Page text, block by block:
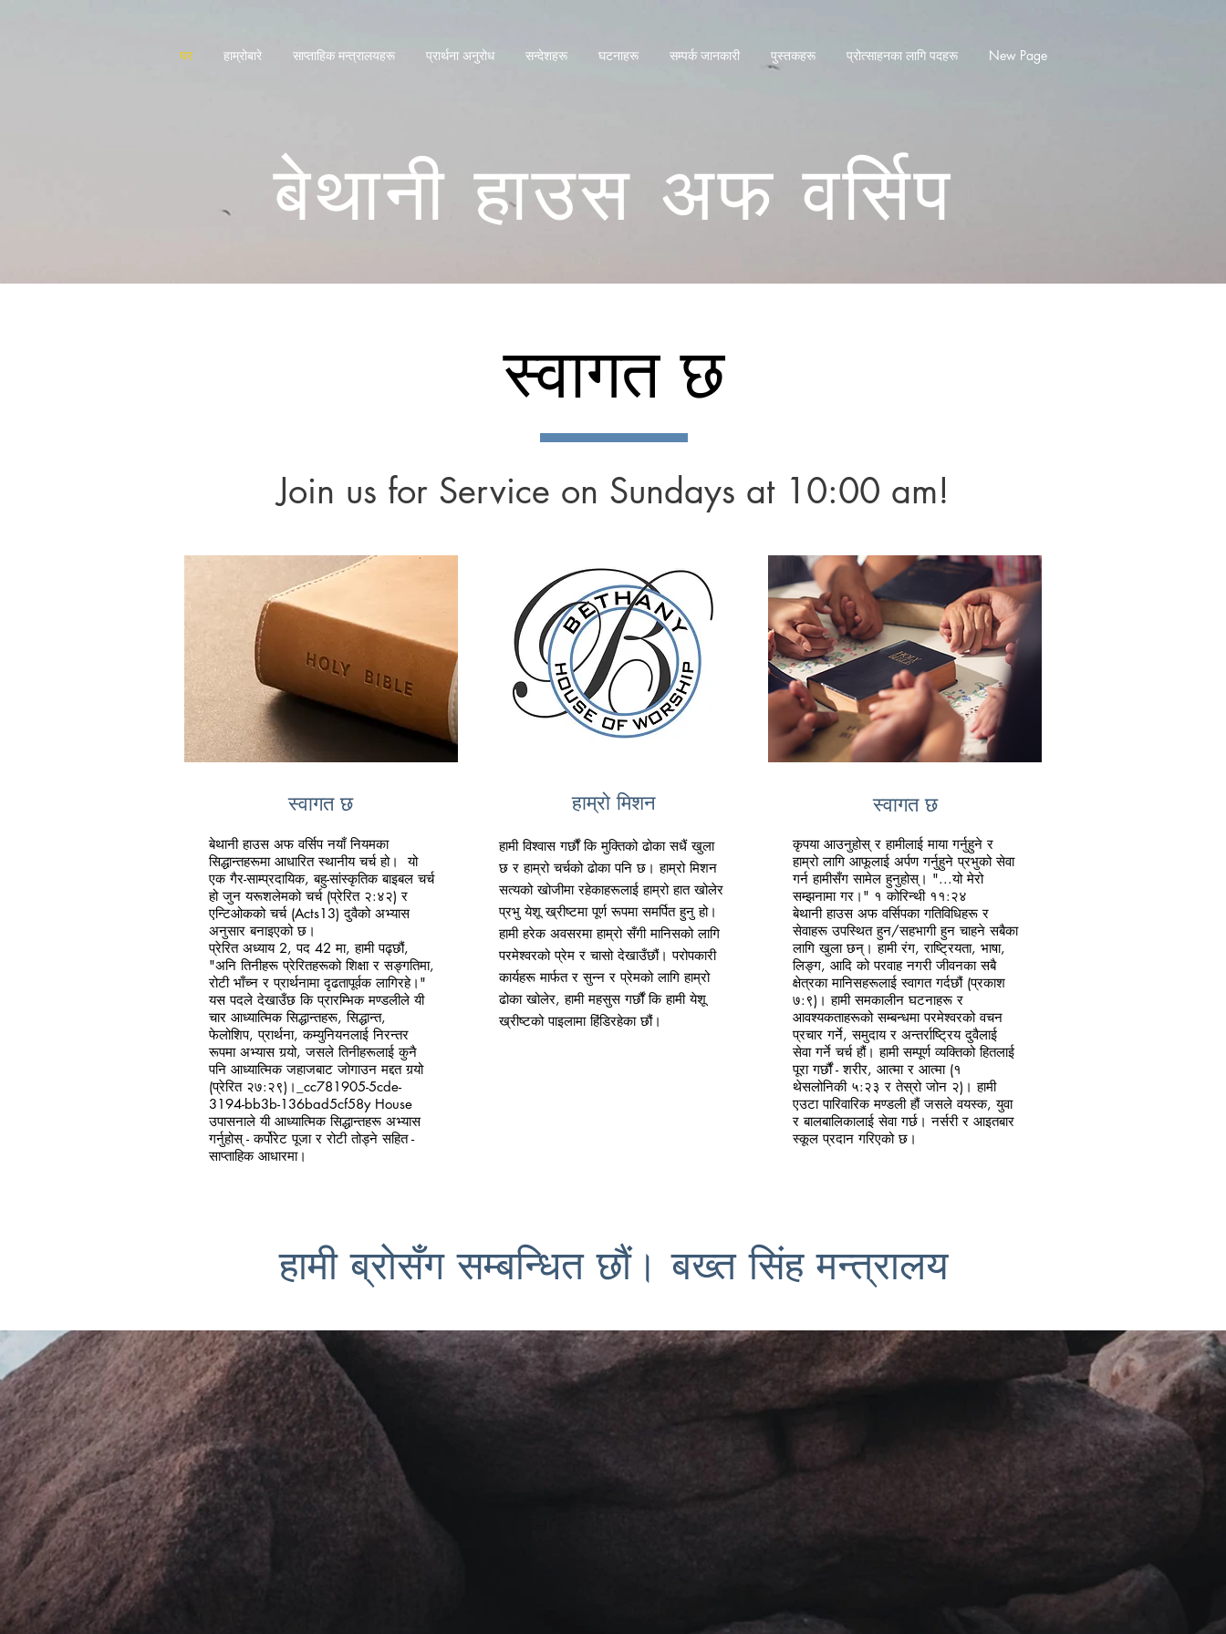
घर हाम्रोबारे साप्ताहिक मन्त्रालयहरू प्रार्थना अनुरोध सन्देशहरू घटनाहरू सम्पर्क जानकारी पुस्तकहरू प्रोत्साहनका लागि पदहरू New Page
बेथानी हाउस अफ वर्सिप
स्वागत छ
Join us for Service on Sundays at 10:00 am!
स्वागत छ
बेथानी हाउस अफ वर्सिप नयाँ नियमका
सिद्धान्तहरूमा आधारित स्थानीय चर्च हो। यो
एक गैर-साम्प्रदायिक, बहु-सांस्कृतिक बाइबल चर्च
हो जुन यरूशलेमको चर्च (प्रेरित २:४२) र
एन्टिओकको चर्च (Acts13) दुवैको अभ्यास
अनुसार बनाइएको छ।
प्रेरित अध्याय 2, पद 42 मा, हामी पढ्छौं,
"अनि तिनीहरू प्रेरितहरूको शिक्षा र सङ्गतिमा,
रोटी भाँच्न र प्रार्थनामा दृढतापूर्वक लागिरहे।"
यस पदले देखाउँछ कि प्रारम्भिक मण्डलीले यी
चार आध्यात्मिक सिद्धान्तहरू, सिद्धान्त,
फेलोशिप, प्रार्थना, कम्युनियनलाई निरन्तर
रूपमा अभ्यास गर्‍यो, जसले तिनीहरूलाई कुनै
पनि आध्यात्मिक जहाजबाट जोगाउन मद्दत गर्‍यो
(प्रेरित २७:२९)।_cc781905-5cde-
3194-bb3b-136bad5cf58y House
उपासनाले यी आध्यात्मिक सिद्धान्तहरू अभ्यास
गर्नुहोस् - कर्पोरेट पूजा र रोटी तोड्ने सहित -
साप्ताहिक आधारमा।
हाम्रो मिशन
हामी विश्वास गर्छौं कि मुक्तिको ढोका सधैं खुला
छ र हाम्रो चर्चको ढोका पनि छ। हाम्रो मिशन
सत्यको खोजीमा रहेकाहरूलाई हाम्रो हात खोलेर
प्रभु येशू ख्रीष्टमा पूर्ण रूपमा समर्पित हुनु हो।
हामी हरेक अवसरमा हाम्रो सँगी मानिसको लागि
परमेश्वरको प्रेम र चासो देखाउँछौं। परोपकारी
कार्यहरू मार्फत र सुन्न र प्रेमको लागि हाम्रो
ढोका खोलेर, हामी महसुस गर्छौं कि हामी येशू
ख्रीष्टको पाइलामा हिंडिरहेका छौं।
स्वागत छ
कृपया आउनुहोस् र हामीलाई माया गर्नुहुने र
हाम्रो लागि आफूलाई अर्पण गर्नुहुने प्रभुको सेवा
गर्न हामीसँग सामेल हुनुहोस्। "...यो मेरो
सम्झनामा गर।" १ कोरिन्थी ११:२४
बेथानी हाउस अफ वर्सिपका गतिविधिहरू र
सेवाहरू उपस्थित हुन/सहभागी हुन चाहने सबैका
लागि खुला छन्। हामी रंग, राष्ट्रियता, भाषा,
लिङ्ग, आदि को परवाह नगरी जीवनका सबै
क्षेत्रका मानिसहरूलाई स्वागत गर्दछौं (प्रकाश
७:९)। हामी समकालीन घटनाहरू र
आवश्यकताहरूको सम्बन्धमा परमेश्वरको वचन
प्रचार गर्ने, समुदाय र अन्तर्राष्ट्रिय दुवैलाई
सेवा गर्ने चर्च हौं। हामी सम्पूर्ण व्यक्तिको हितलाई
पूरा गर्छौं - शरीर, आत्मा र आत्मा (१
थेसलोनिकी ५:२३ र तेस्रो जोन २)। हामी
एउटा पारिवारिक मण्डली हौं जसले वयस्क, युवा
र बालबालिकालाई सेवा गर्छ। नर्सरी र आइतबार
स्कूल प्रदान गरिएको छ।
हामी ब्रोसँग सम्बन्धित छौं। बख्त सिंह मन्त्रालय